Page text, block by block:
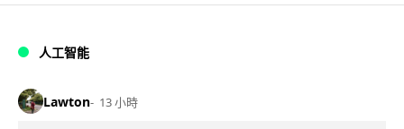
人工智能
Lawton 13 小時